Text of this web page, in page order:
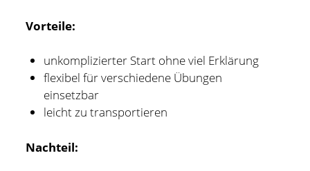
Vorteile:
unkomplizierter Start ohne viel Erklärung
flexibel für verschiedene Übungen
einsetzbar
leicht zu transportieren
Nachteil: